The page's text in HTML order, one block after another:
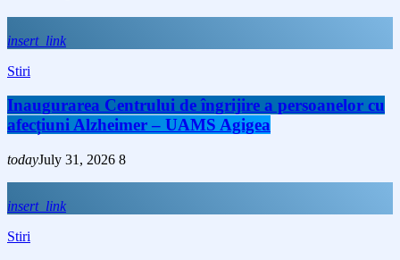
insert_link
Stiri
Inaugurarea Centrului de îngrijire a persoanelor cu
afecțiuni Alzheimer – UAMS Agigea
todayJuly 31, 2026 8
insert_link
Stiri